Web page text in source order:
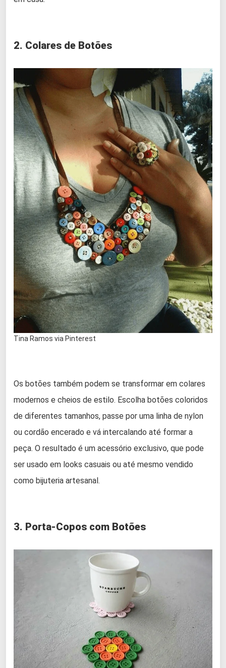
2. Colares de Botões
Tina Ramos via Pinterest
Os botões também podem se transformar em colares
modernos e cheios de estilo. Escolha botões coloridos
de diferentes tamanhos, passe por uma linha de nylon
ou cordão encerado e vá intercalando até formar a
peça. O resultado é um acessório exclusivo, que pode
ser usado em looks casuais ou até mesmo vendido
como bijuteria artesanal.
3. Porta-Copos com Botões